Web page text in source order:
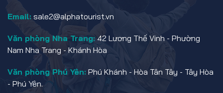
Email: sale2@alphatourist.vn
Văn phòng Nha Trang:42 Lương Thế Vinh - Phường
Nam Nha Trang - Khánh Hòa
Văn phòng Phú Yên: Phú Khánh - Hòa Tân Tây - Tây Hòa
- Phú Yên.